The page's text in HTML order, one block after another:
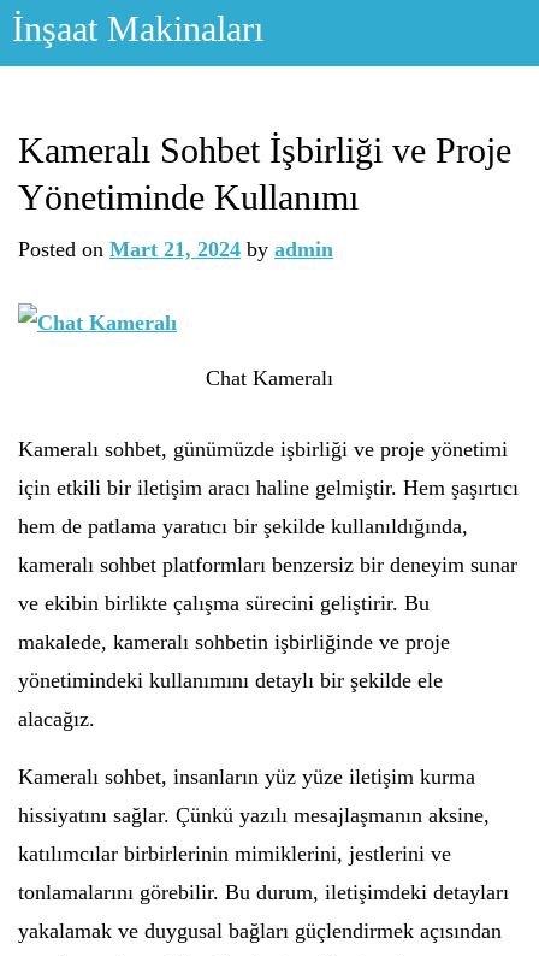
Skip
İnşaat Makinaları
Kameralı Sohbet İşbirliği ve Proje
Yönetiminde Kullanımı
Posted on Mart 21, 2024 by admin
Chat Kameralı
Kameralı sohbet, günümüzde işbirliği ve proje yönetimi
için etkili bir iletişim aracı haline gelmiştir. Hem şaşırtıcı
hem de patlama yaratıcı bir şekilde kullanıldığında,
kameralı sohbet platformları benzersiz bir deneyim sunar
ve ekibin birlikte çalışma sürecini geliştirir. Bu
makalede, kameralı sohbetin işbirliğinde ve proje
yönetimindeki kullanımını detaylı bir şekilde ele
alacağız.
Kameralı sohbet, insanların yüz yüze iletişim kurma
hissiyatını sağlar. Çünkü yazılı mesajlaşmanın aksine,
katılımcılar birbirlerinin mimiklerini, jestlerini ve
tonlamalarını görebilir. Bu durum, iletişimdeki detayları
yakalamak ve duygusal bağları güçlendirmek açısından